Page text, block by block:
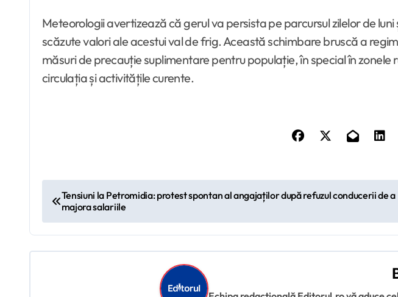
Meteorologii avertizează că gerul va persista pe parcursul zilelor de
scăzute valori ale acestui val de frig. Această schimbare bruscă a
măsuri de precauție suplimentare pentru populație, în special în
circulația și activitățile curente.
N
a
v
Tensiuni la Petromidia: protest spontan al angajaților după refuzul conducerii de a
majora salariile